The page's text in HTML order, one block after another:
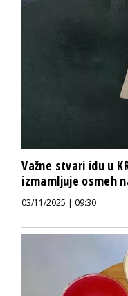
Važne stvari idu u
izmamljuje osmeh
03/11/2025 | 09:30